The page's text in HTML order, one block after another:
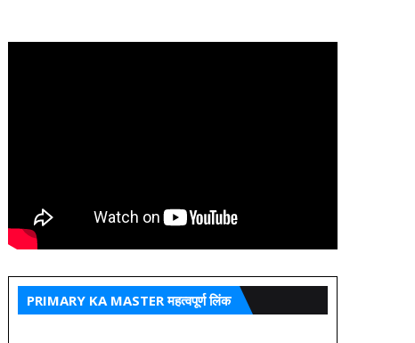
PRIMARY KA MASTER महत्वपूर्ण लिंक